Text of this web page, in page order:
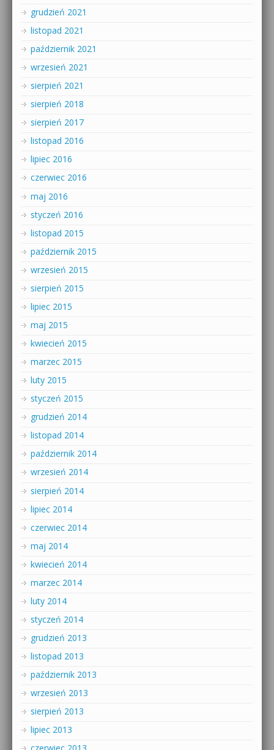
grudzień 2021
listopad 2021
październik 2021
wrzesień 2021
sierpień 2021
sierpień 2018
sierpień 2017
listopad 2016
lipiec 2016
czerwiec 2016
maj 2016
styczeń 2016
listopad 2015
październik 2015
wrzesień 2015
sierpień 2015
lipiec 2015
maj 2015
kwiecień 2015
marzec 2015
luty 2015
styczeń 2015
grudzień 2014
listopad 2014
październik 2014
wrzesień 2014
sierpień 2014
lipiec 2014
czerwiec 2014
maj 2014
kwiecień 2014
marzec 2014
luty 2014
styczeń 2014
grudzień 2013
listopad 2013
październik 2013
wrzesień 2013
sierpień 2013
lipiec 2013